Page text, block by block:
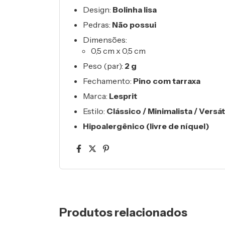
Design: Bolinha lisa
Pedras: Não possui
Dimensões:
0,5 cm x 0,5 cm
Peso (par): 2 g
Fechamento: Pino com tarraxa
Marca: Lesprit
Estilo: Clássico / Minimalista /
Hipoalergênico (livre de níquel)
Produtos relacionados